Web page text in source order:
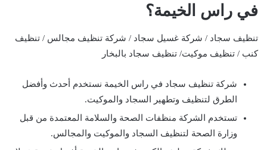
في راس الخيمة؟
تنظيف سجاد / شركة غسيل سجاد / شركة تنظيف مجالس / تنظيف
كنب / تنظيف موكيت/ تنظيف سجاد بالبخار
شركة تنظيف سجاد في راس الخيمة نستخدم أحدث وأفضل
الطرق لتنظيف وتطهير السجاد والموكيت.
تستخدم الشركة منظفات الصحة والسلامة المعتمدة من قبل
وزارة الصحة لتنظيف السجاد والموكيت والمجالس.